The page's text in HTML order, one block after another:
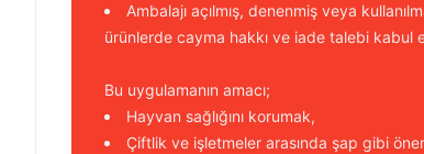
Ambalajı açılmış, denenmiş veya
ürünlerde cayma hakkı ve iade talebi kabul
Bu uygulamanın amacı;
Hayvan sağlığını korumak,
Çiftlik ve işletmeler arasında şap gibi